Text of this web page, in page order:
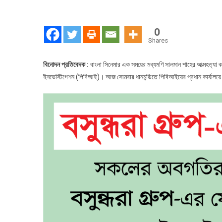
0
Shares
বিনোদন প্রতিবেদক : বাংলা সিনেমার এক সময়ের মধ্যমণি সালমান শাহের
ইনভেস্টিগেশন (পিবিআই)। আজ সোমবার ধানমন্ডিতে পিবিআইয়ের প্রধান